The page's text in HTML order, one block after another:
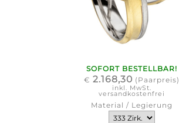
SOFORT BESTELLBAR!
€ 2.168,30 (Paarpreis)
inkl. MwSt.
versandkostenfrei
Material / Legierung